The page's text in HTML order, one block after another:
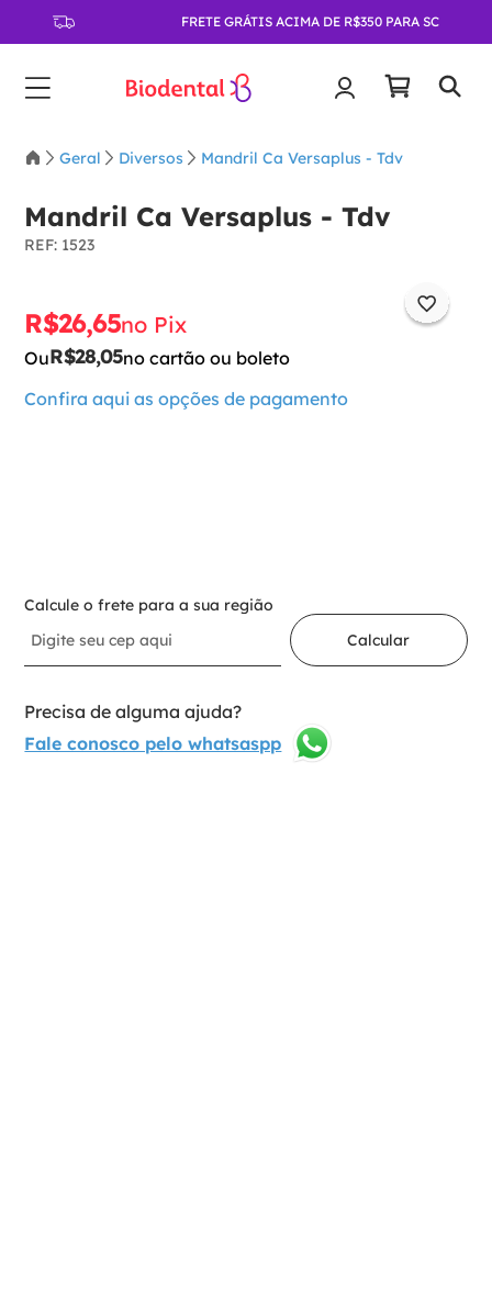
FRETE GRÁTIS ACIMA DE R$350 PARA SC
Geral Diversos Mandril Ca Versaplus - Tdv
Mandril Ca Versaplus - Tdv
: 1523
R$26,65no Pix
OuR$28,05no cartão ou boleto
Confira aqui as opções de pagamento
Calcule o frete para a sua região
Calcular
Precisa de alguma ajuda?
Fale conosco pelo whatsaspp